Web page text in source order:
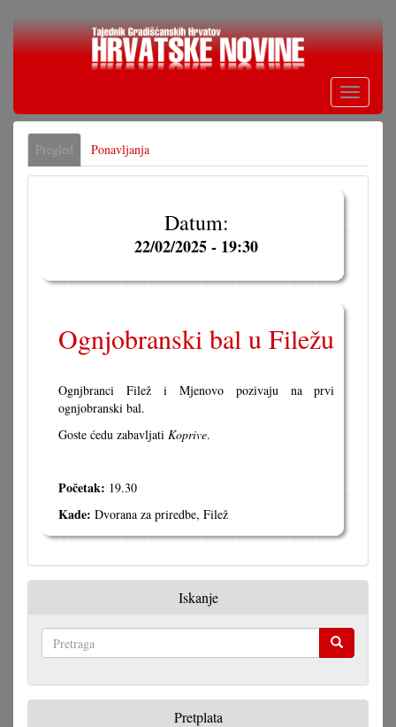
Skoči
Toggle
Primarne
oznake
Pregled (aktivna
oznaka)
Ponavljanja
Datum:
22/02/2025 - 19:30
Ognjobranski bal u Filežu
Ognjbranci Filež i Mjenovo pozivaju na prvi
ognjobranski bal.
Goste ćedu zabavljati Koprive.
Početak: 19.30
Kade: Dvorana za priredbe, Filež
Iskanje
Pretplata